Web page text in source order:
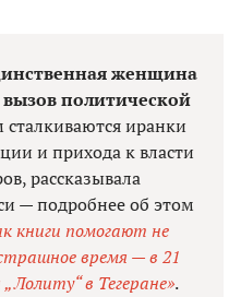
женщина
политической
иранки
и прихода к власти
рассказывала
— подробнее об этом
книги помогают не
время — в 21
в Тегеране».